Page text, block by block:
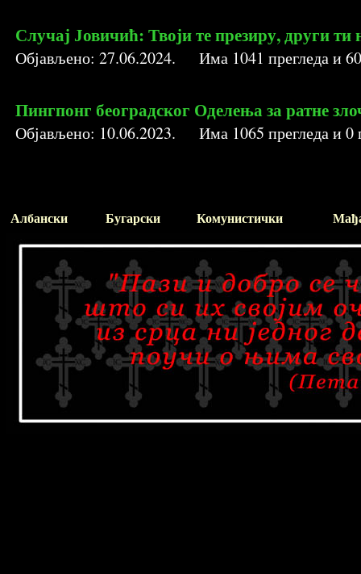
Случај Јовичић: Твоји те презиру, други ти
Објављено: 27.06.2024. Има 1041 прегледа и60
Пингпонг београдског Оделења за ратне
Објављено: 10.06.2023. Има 1065 прегледа и0
Албански Бугарски Комунистички